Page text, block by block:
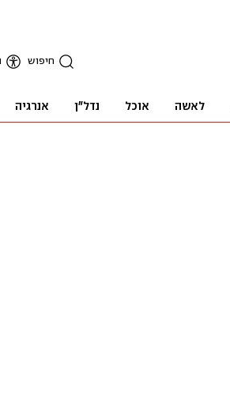
חיפוש
לאשה אוכל נדל"ן אנרגיה